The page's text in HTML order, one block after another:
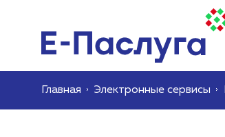
Главная Электронные сервисы